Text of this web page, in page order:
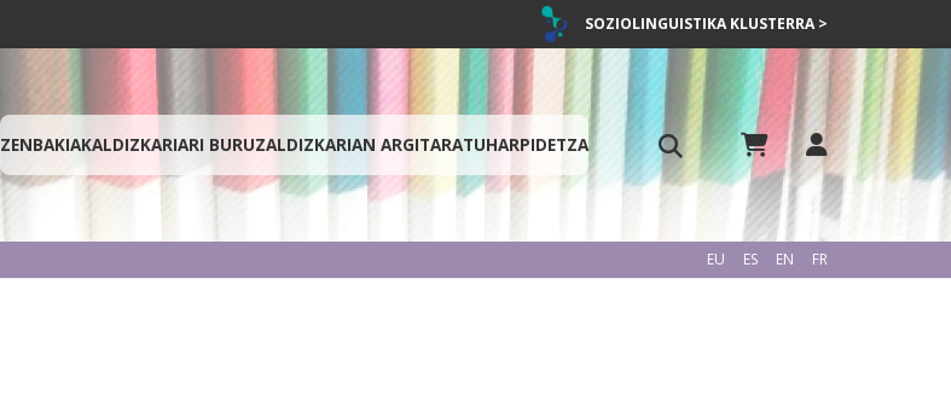
SOZIOLINGUISTIKA KLUSTERRA >
ZENBAKIAKALDIZKARIARI BURUZALDIZKARIAN ARGITARATUHARPIDETZA
EU ES EN FR